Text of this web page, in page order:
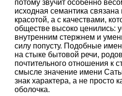
потому звучит особенно
исходная семантика связана
красотой, а с качествами,
обществе высоко ценились:
внутренним стержнем и
силу попусту. Подобные
на стыке бытовой речи,
почтительного отношения к
смысле значение имени
знак характера, а не просто
оболочка.